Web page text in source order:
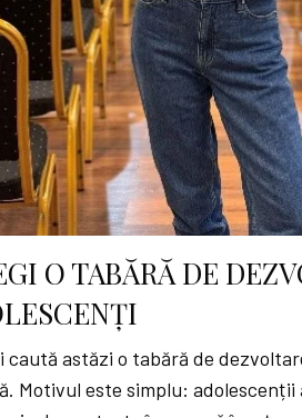
O TABĂRĂ DE
astăzi o tabără de
Motivul este simplu: